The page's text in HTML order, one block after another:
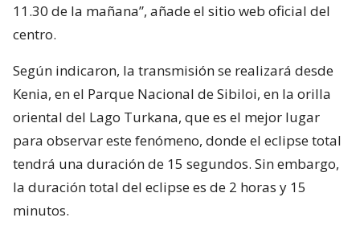
11.30 de la mañana”, añade el sitio web oficial del
centro.
Según indicaron, la transmisión se realizará desde
Kenia, en el Parque Nacional de Sibiloi, en la orilla
oriental del Lago Turkana, que es el mejor lugar
para observar este fenómeno, donde el eclipse total
tendrá una duración de 15 segundos. Sin embargo,
la duración total del eclipse es de 2 horas y 15
minutos.